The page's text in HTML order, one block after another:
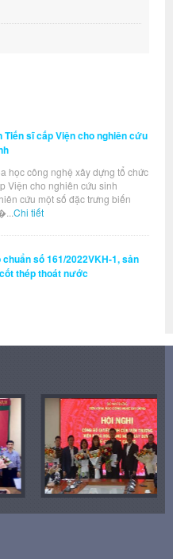
Tiến sĩ cấp Viện cho nghiên cứu
học công nghệ xây dựng tổ chức
Viện cho nghiên cứu sinh
cứu một số đặc trưng biến
Chi tiết
số 161/2022VKH-1, sản
thép thoát nước